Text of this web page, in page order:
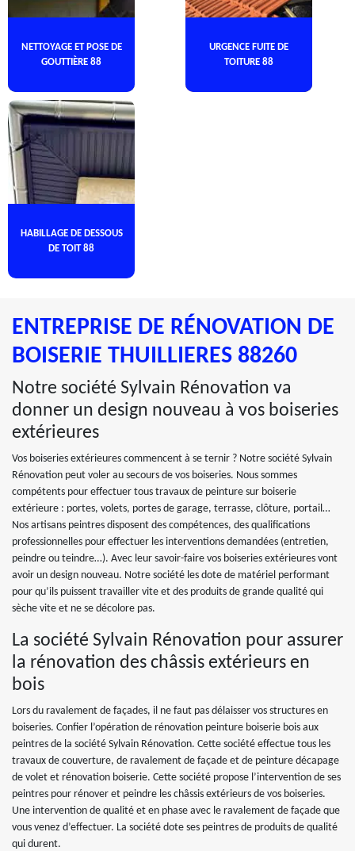
NETTOYAGE ET POSE DE
GOUTTIÈRE 88
URGENCE FUITE DE
TOITURE 88
HABILLAGE DE DESSOUS
DE TOIT 88
ENTREPRISE DE RÉNOVATION DE
BOISERIE THUILLIERES 88260
Notre société Sylvain Rénovation va
donner un design nouveau à vos boiseries
extérieures
Vos boiseries extérieures commencent à se ternir ? Notre société Sylvain
Rénovation peut voler au secours de vos boiseries. Nous sommes
compétents pour effectuer tous travaux de peinture sur boiserie
extérieure : portes, volets, portes de garage, terrasse, clôture, portail…
Nos artisans peintres disposent des compétences, des qualifications
professionnelles pour effectuer les interventions demandées (entretien,
peindre ou teindre…). Avec leur savoir-faire vos boiseries extérieures vont
avoir un design nouveau. Notre société les dote de matériel performant
pour qu’ils puissent travailler vite et des produits de grande qualité qui
sèche vite et ne se décolore pas.
La société Sylvain Rénovation pour assurer
la rénovation des châssis extérieurs en
bois
Lors du ravalement de façades, il ne faut pas délaisser vos structures en
boiseries. Confier l’opération de rénovation peinture boiserie bois aux
peintres de la société Sylvain Rénovation. Cette société effectue tous les
travaux de couverture, de ravalement de façade et de peinture décapage
de volet et rénovation boiserie. Cette société propose l’intervention de ses
peintres pour rénover et peindre les châssis extérieurs de vos boiseries.
Une intervention de qualité et en phase avec le ravalement de façade que
vous venez d’effectuer. La société dote ses peintres de produits de qualité
qui durent.